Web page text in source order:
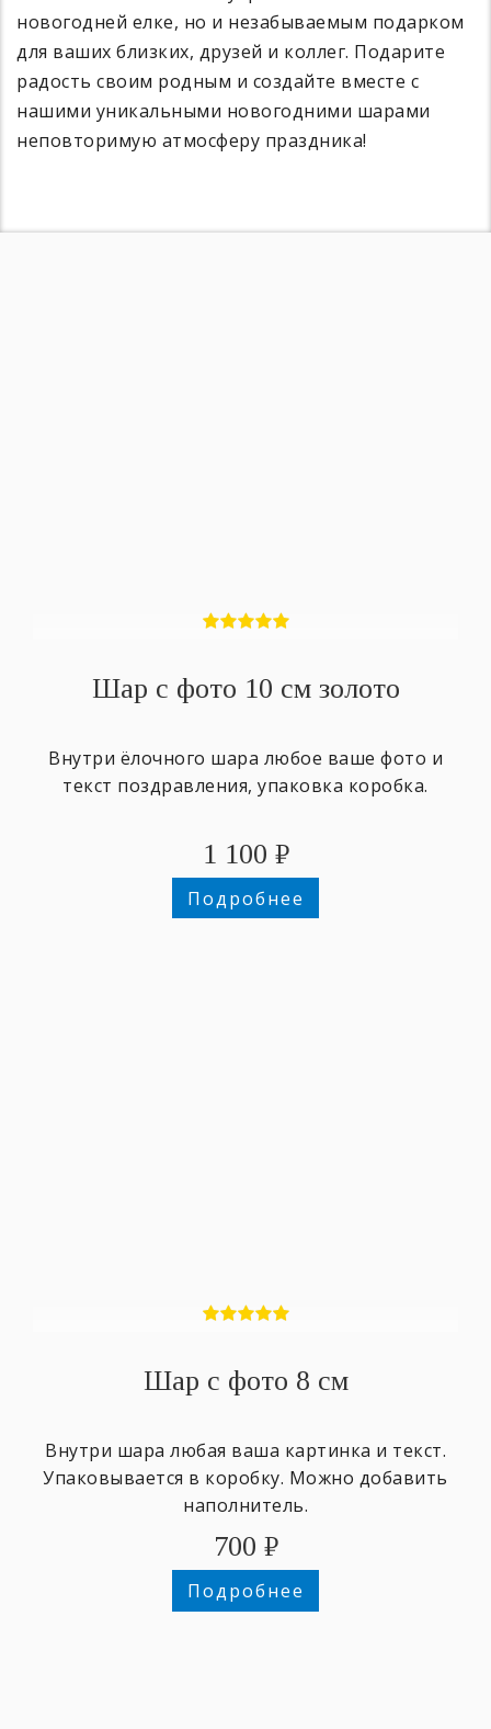
новогодней елке, но и незабываемым подарком
для ваших близких, друзей и коллег. Подарите
радость своим родным и создайте вместе с
нашими уникальными новогодними шарами
неповторимую атмосферу праздника!
Шар с фото 10 см золото
Внутри ёлочного шара любое ваше фото и
текст поздравления, упаковка коробка.
1 100 ₽
Подробнее
Шар с фото 8 см
Внутри шара любая ваша картинка и текст.
Упаковывается в коробку. Можно добавить
наполнитель.
700 ₽
Подробнее